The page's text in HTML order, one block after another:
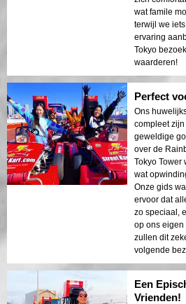
wat famile
terwijl we
ervaring
Tokyo
waarderen!
Perfect
Ons
compleet
geweldige
over de
Tokyo Tower
wat
Onze gids
ervoor dat
zo speciaal,
op ons eigen
zullen dit
volgende
Een
Vrienden!